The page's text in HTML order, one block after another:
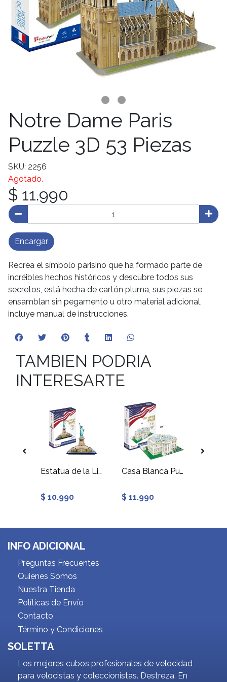
Notre Dame Paris
Puzzle 3D 53 Piezas
SKU: 2256
Agotado.
$ 11.990
Encargar
Recrea el símbolo parisino que ha formado parte de
incréibles hechos históricos y descubre todos sus
secretos, está hecha de cartón pluma, sus piezas se
ensamblan sin pegamento u otro material adicional,
incluye manual de instrucciones.
TAMBIEN PODRIA
INTERESARTE
Estatua de la Libertad Puzzle 3D 39 Piezas
$ 10.990
Casa Blanca Puzzle 3D 64 Piezas
$ 11.990
INFO ADICIONAL
Preguntas Frecuentes
Quienes Somos
Nuestra Tienda
Políticas de Envío
Contacto
Término y Condiciones
SOLETTA
Los mejores cubos profesionales de velocidad
para velocistas y coleccionistas. Destreza. En